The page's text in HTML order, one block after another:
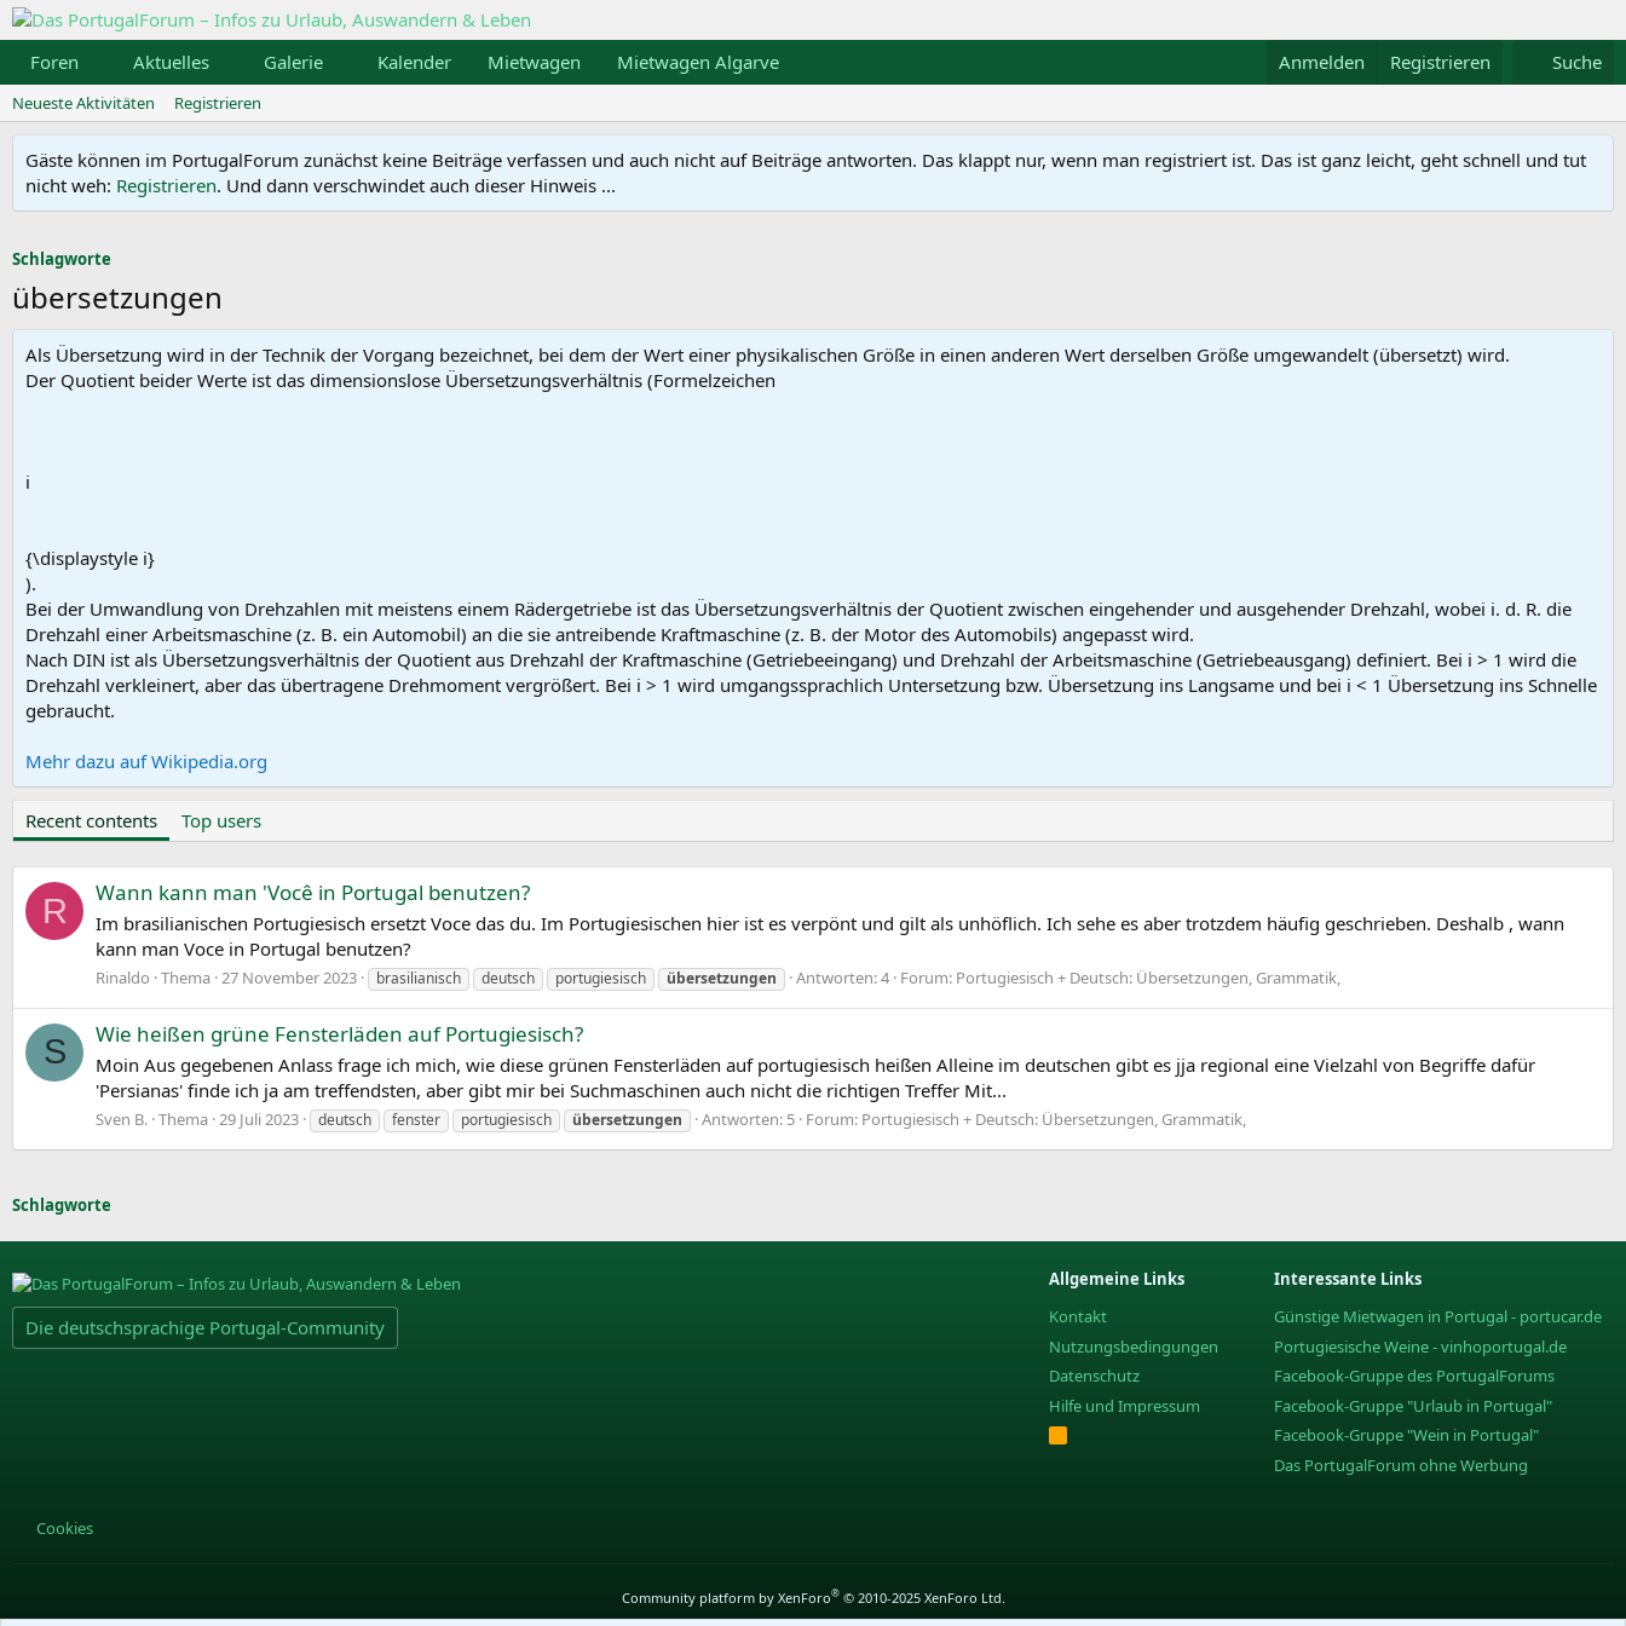
Foren Aktuelles Galerie Kalender Mietwagen Mietwagen Algarve Anmelden Registrieren Suche
Neueste Aktivitäten Registrieren
Gäste können im PortugalForum zunächst keine Beiträge verfassen und auch nicht auf Beiträge antworten. Das klappt nur, wenn man registriert ist. Das ist ganz leicht, geht schnell und tut
nicht weh: Registrieren. Und dann verschwindet auch dieser Hinweis ...
Schlagworte
übersetzungen
Als Übersetzung wird in der Technik der Vorgang bezeichnet, bei dem der Wert einer physikalischen Größe in einen anderen Wert derselben Größe umgewandelt (übersetzt) wird.
Der Quotient beider Werte ist das dimensionslose Übersetzungsverhältnis (Formelzeichen
i
{\displaystyle i}
).
Bei der Umwandlung von Drehzahlen mit meistens einem Rädergetriebe ist das Übersetzungsverhältnis der Quotient zwischen eingehender und ausgehender Drehzahl, wobei i. d. R. die
Drehzahl einer Arbeitsmaschine (z. B. ein Automobil) an die sie antreibende Kraftmaschine (z. B. der Motor des Automobils) angepasst wird.
Nach DIN ist als Übersetzungsverhältnis der Quotient aus Drehzahl der Kraftmaschine (Getriebeeingang) und Drehzahl der Arbeitsmaschine (Getriebeausgang) definiert. Bei i > 1 wird die
Drehzahl verkleinert, aber das übertragene Drehmoment vergrößert. Bei i > 1 wird umgangssprachlich Untersetzung bzw. Übersetzung ins Langsame und bei i < 1 Übersetzung ins Schnelle
gebraucht.
Mehr dazu auf Wikipedia.org
Recent contents Top users
R Wann kann man 'Você in Portugal benutzen?
Im brasilianischen Portugiesisch ersetzt Voce das du. Im Portugiesischen hier ist es verpönt und gilt als unhöflich. Ich sehe es aber trotzdem häufig geschrieben. Deshalb , wann
kann man Voce in Portugal benutzen?
Rinaldo Thema 27 November 2023 brasilianisch deutsch portugiesisch übersetzungen Antworten: 4 Forum: Portugiesisch + Deutsch: Übersetzungen, Grammatik,
S Wie heißen grüne Fensterläden auf Portugiesisch?
Moin Aus gegebenen Anlass frage ich mich, wie diese grünen Fensterläden auf portugiesisch heißen Alleine im deutschen gibt es jja regional eine Vielzahl von Begriffe dafür
'Persianas' finde ich ja am treffendsten, aber gibt mir bei Suchmaschinen auch nicht die richtigen Treffer Mit...
Sven B. Thema 29 Juli 2023 deutsch fenster portugiesisch übersetzungen Antworten: 5 Forum: Portugiesisch + Deutsch: Übersetzungen, Grammatik,
Schlagworte
Die deutschsprachige Portugal-Community
Allgemeine Links
Kontakt
Nutzungsbedingungen
Datenschutz
Hilfe und Impressum
R
Interessante Links
Günstige Mietwagen in Portugal - portucar.de
Portugiesische Weine - vinhoportugal.de
Facebook-Gruppe des PortugalForums
Facebook-Gruppe "Urlaub in Portugal"
Facebook-Gruppe "Wein in Portugal"
Das PortugalForum ohne Werbung
Cookies
Community platform by XenForo® © 2010-2025 XenForo Ltd.